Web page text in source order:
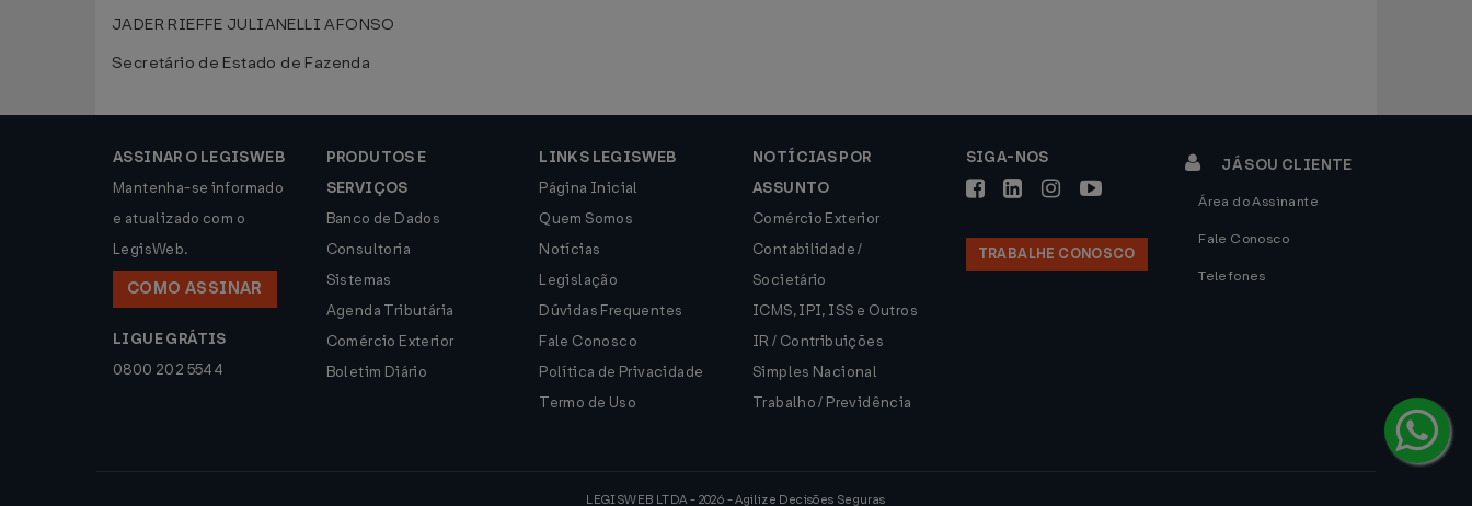
JADER RIEFFE JULIANELLI AFONSO
Secretário de Estado de Fazenda
ASSINAR O LEGISWEB
Mantenha-se informado
e atualizado com o
LegisWeb.
COMO ASSINAR
LIGUE GRÁTIS
0800 202 5544
PRODUTOS E
SERVIÇOS
Banco de Dados
Consultoria
Sistemas
Agenda Tributária
Comércio Exterior
Boletim Diário
LINKS LEGISWEB
Página Inicial
Quem Somos
Notícias
Legislação
Dúvidas Frequentes
Fale Conosco
Política de Privacidade
Termo de Uso
NOTÍCIAS POR
ASSUNTO
Comércio Exterior
Contabilidade /
Societário
ICMS, IPI, ISS e Outros
IR / Contribuições
Simples Nacional
Trabalho / Previdência
SIGA-NOS
TRABALHE CONOSCO
JÁ SOU CLIENTE
Área do Assinante
Fale Conosco
Telefones
LEGISWEB LTDA - 2026 - Agilize Decisões Seguras